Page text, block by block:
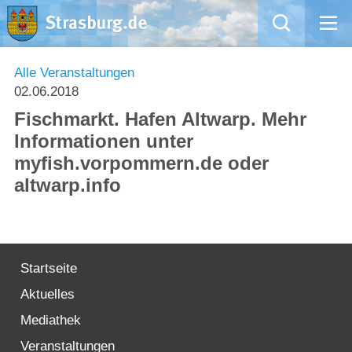
Mängelmeldung
Rathaus
Natur – Kultur – Tourismus
Willkommen in Strasburg (Uckermark)
Alle Veranstaltungen
02.06.2018
Fischmarkt. Hafen Altwarp. Mehr
Informationen unter
myfish.vorpommern.de oder
altwarp.info
Startseite
Aktuelles
Mediathek
Veranstaltungen